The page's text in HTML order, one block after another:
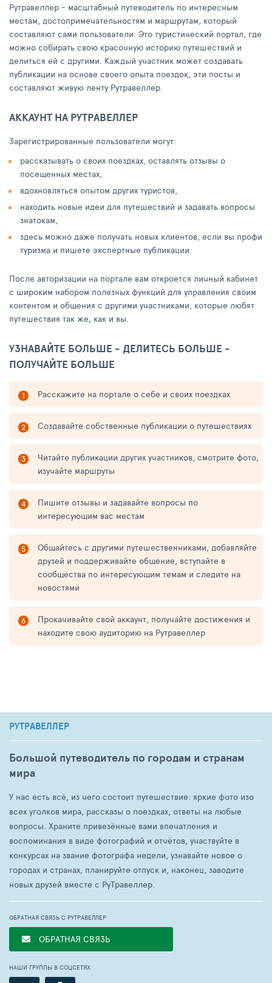
Рутравеллер - масштабный путеводитель по интересным
местам, достопримечательностям и маршрутам, который
составляют сами пользователи. Это туристический портал, где
можно собирать свою красочную историю путешествий и
делиться ей с другими. Каждый участник может создавать
публикации на основе своего опыта поездок, эти посты и
составляют живую ленту Рутравеллер.
АККАУНТ НА РУТРАВЕЛЛЕР
Зарегистрированные пользователи могут:
рассказывать о своих поездках, оставлять отзывы о
посещенных местах,
вдохновляться опытом других туристов,
находить новые идеи для путешествий и задавать вопросы
знатокам,
здесь можно даже получать новых клиентов, если вы профи
туризма и пишете экспертные публикации.
После авторизации на портале вам откроется личный кабинет
с широким набором полезных функций для управления своим
контентом и общения с другими участниками, которые любят
путешествия так же, как и вы.
УЗНАВАЙТЕ БОЛЬШЕ - ДЕЛИТЕСЬ БОЛЬШЕ -
ПОЛУЧАЙТЕ БОЛЬШЕ
Расскажите на портале о себе и своих поездках
Создавайте собственные публикации о путешествиях
Читайте публикации других участников, смотрите фото,
изучайте маршруты
Пишите отзывы и задавайте вопросы по
интересующим вас местам
Общайтесь с другими путешественниками, добавляйте
друзей и поддерживайте общение, вступайте в
сообщества по интересующим темам и следите на
новостями
Прокачивайте свой аккаунт, получайте достижения и
находите свою аудиторию на Рутравеллер
РУТРАВЕЛЛЕР
Большой путеводитель по городам и странам
мира
У нас есть всё, из чего состоит путешествие: яркие фото изо
всех уголков мира, рассказы о поездках, ответы на любые
вопросы. Храните привезённые вами впечатления и
воспоминания в виде фотографий и отчётов, участвуйте в
конкурсах на звание фотографа недели, узнавайте новое о
городах и странах, планируйте отпуск и, наконец, заводите
новых друзей вместе с РуТравеллер.
ОБРАТНАЯ СВЯЗЬ С РУТРАВЕЛЛЕР
ОБРАТНАЯ СВЯЗЬ
НАШИ ГРУППЫ В СОЦСЕТЯХ